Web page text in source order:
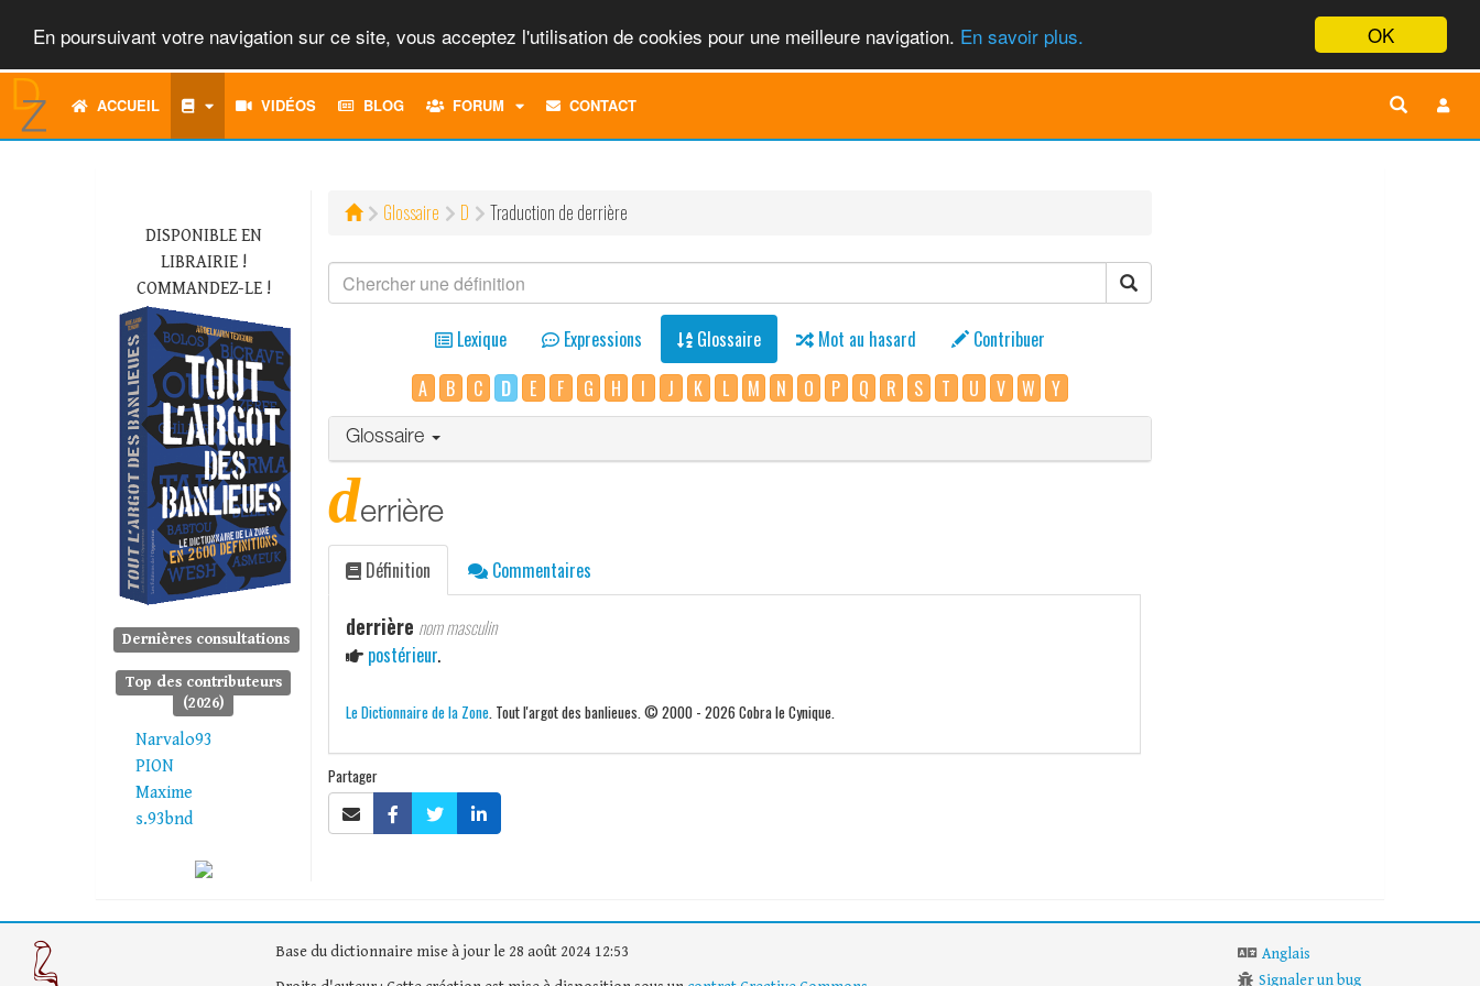
OK
En poursuivant votre navigation sur ce site, vous acceptez l'utilisation de cookies pour une meilleure navigation. En savoir plus.
ACCUEIL VIDÉOS BLOG FORUM
TOGGLECONTACT
DISPONIBLE EN
LIBRAIRIE !
COMMANDEZ-LE !
Dernières consultations
Top des contributeurs
(2026)
Narvalo93
PION
Maxime
s.93bnd
Glossaire D Traduction de derrière
Lexique Expressions Glossaire Mot au hasard
Contribuer
A
B C D E F G H I J K L M N O P Q R S T U V W Y
Glossaire
derrière
Définition Commentaires
derrière nom masculin
postérieur.
Le Dictionnaire de la Zone. Tout l'argot des banlieues. © 2000 - 2026 Cobra le Cynique.
Partager
Base du dictionnaire mise à jour le 28 août 2024 12:53
Anglais
Signaler un bug